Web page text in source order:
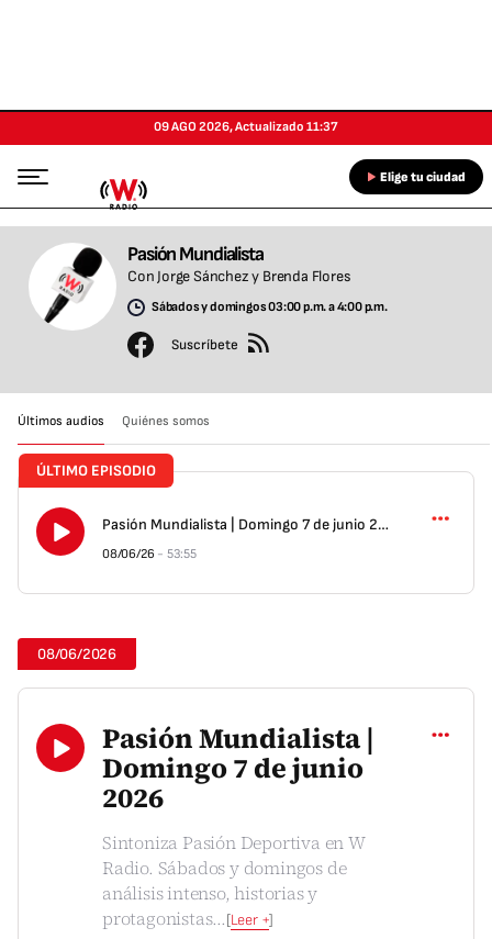
09 AGO 2026,Actualizado 11:37
Elige tu ciudad
Pasión Mundialista
Con Jorge Sánchez y Brenda Flores
Sábados y domingos 03:00 p.m. a 4:00 p.m.
Suscríbete
Pasión Mundialista | Domingo 7 de junio 2026
08/06/26 - 53:55
Últimos audios Quiénes somos
08/06/2026
Pasión Mundialista |
Domingo 7 de junio
2026
Sintoniza Pasión Deportiva en W
Radio. Sábados y domingos de
análisis intenso, historias y
protagonistas...[Leer +]